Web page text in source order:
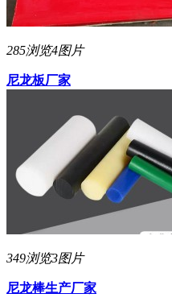
285浏览4图片
尼龙板厂家
349浏览3图片
尼龙棒生产厂家